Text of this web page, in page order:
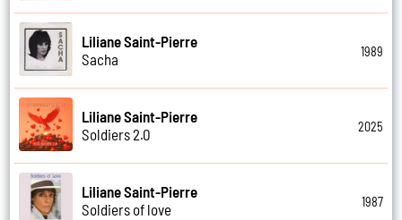
Liliane Saint-Pierre
Sacha
1989
Liliane Saint-Pierre
Soldiers 2.0
2025
Liliane Saint-Pierre
Soldiers of love
1987